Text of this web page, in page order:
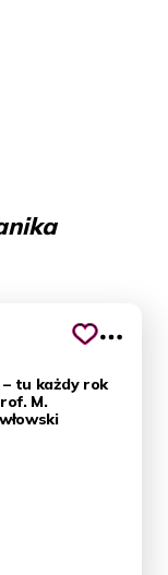
tu każdy rok
M.